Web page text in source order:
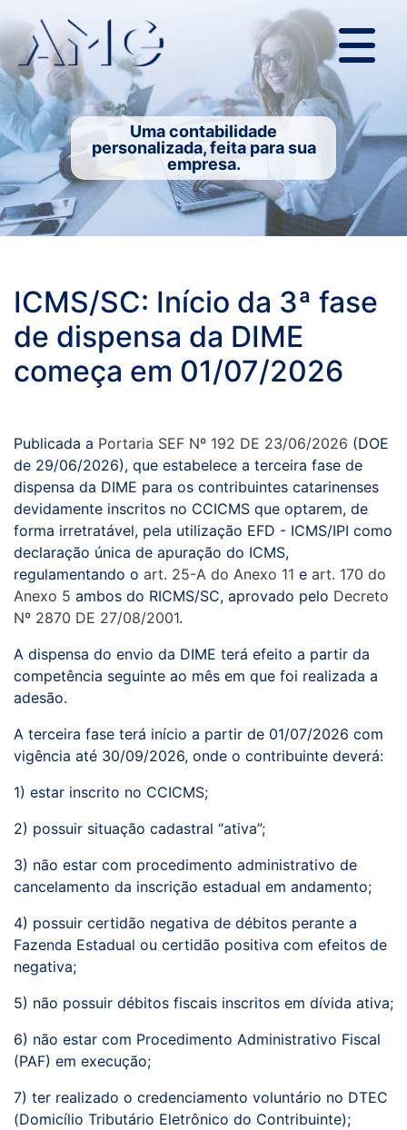
Uma contabilidade
personalizada, feita para sua
empresa.
ICMS/SC: Início da 3ª fase
de dispensa da DIME
começa em 01/07/2026
Publicada a Portaria SEF Nº 192 DE 23/06/2026 (DOE
de 29/06/2026), que estabelece a terceira fase de
dispensa da DIME para os contribuintes catarinenses
devidamente inscritos no CCICMS que optarem, de
forma irretratável, pela utilização EFD - ICMS/IPI como
declaração única de apuração do ICMS,
regulamentando o art. 25-A do Anexo 11 e art. 170 do
Anexo 5 ambos do RICMS/SC, aprovado pelo Decreto
Nº 2870 DE 27/08/2001.
A dispensa do envio da DIME terá efeito a partir da
competência seguinte ao mês em que foi realizada a
adesão.
A terceira fase terá início a partir de 01/07/2026 com
vigência até 30/09/2026, onde o contribuinte deverá:
1) estar inscrito no CCICMS;
2) possuir situação cadastral “ativa”;
3) não estar com procedimento administrativo de
cancelamento da inscrição estadual em andamento;
4) possuir certidão negativa de débitos perante a
Fazenda Estadual ou certidão positiva com efeitos de
negativa;
5) não possuir débitos fiscais inscritos em dívida ativa;
6) não estar com Procedimento Administrativo Fiscal
(PAF) em execução;
7) ter realizado o credenciamento voluntário no DTEC
(Domicílio Tributário Eletrônico do Contribuinte);